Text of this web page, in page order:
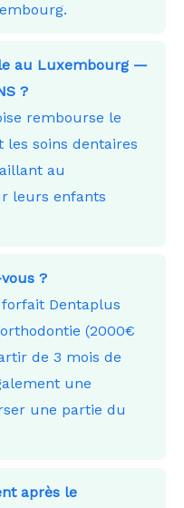
au Luxembourg —
?
rembourse le
soins dentaires
au
leurs enfants
?
Dentaplus
(2000€
de 3 mois de
une
une partie du
après le